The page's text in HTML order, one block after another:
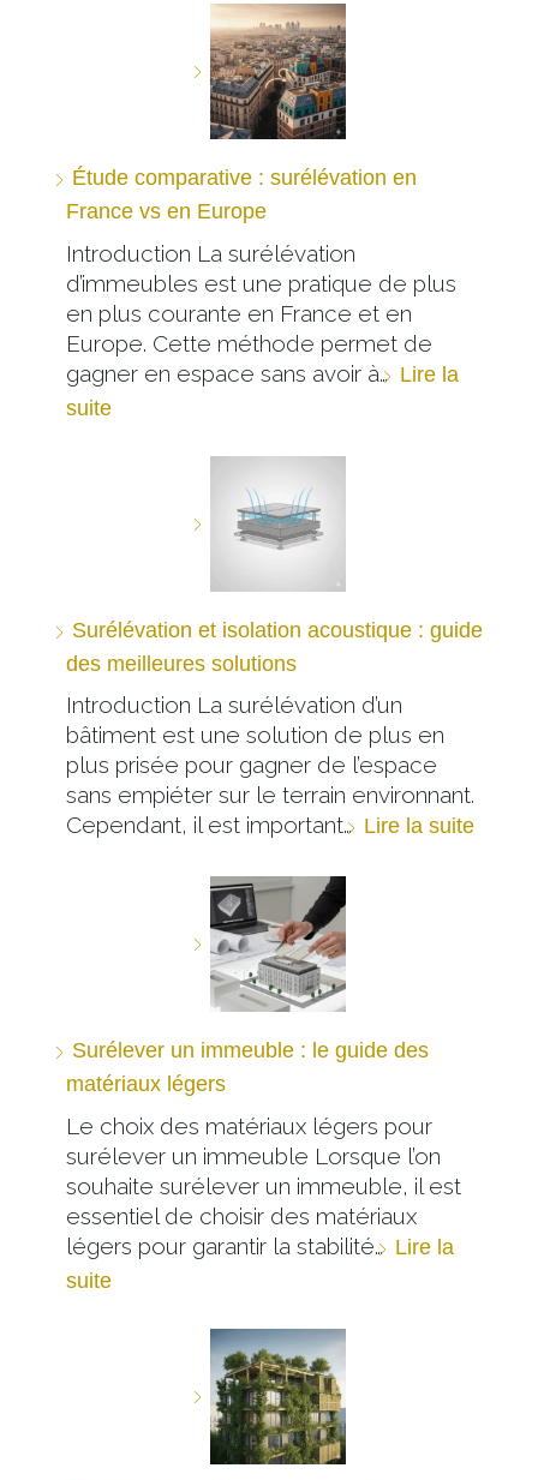
Étude comparative : surélévation en
France vs en Europe
Introduction La surélévation
d’immeubles est une pratique de plus
en plus courante en France et en
Europe. Cette méthode permet de
gagner en espace sans avoir à… Lire la
suite
Surélévation et isolation acoustique : guide
des meilleures solutions
Introduction La surélévation d’un
bâtiment est une solution de plus en
plus prisée pour gagner de l’espace
sans empiéter sur le terrain environnant.
Cependant, il est important… Lire la suite
Surélever un immeuble : le guide des
matériaux légers
Le choix des matériaux légers pour
surélever un immeuble Lorsque l’on
souhaite surélever un immeuble, il est
essentiel de choisir des matériaux
légers pour garantir la stabilité… Lire la
suite